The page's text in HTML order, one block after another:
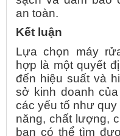
an toàn.
Kết luận
Lựa chọn máy
hợp là một quyết
đến hiệu suất và
sở kinh doanh
các yếu tố như quy
năng, chất lượng,
bạn có thể tìm